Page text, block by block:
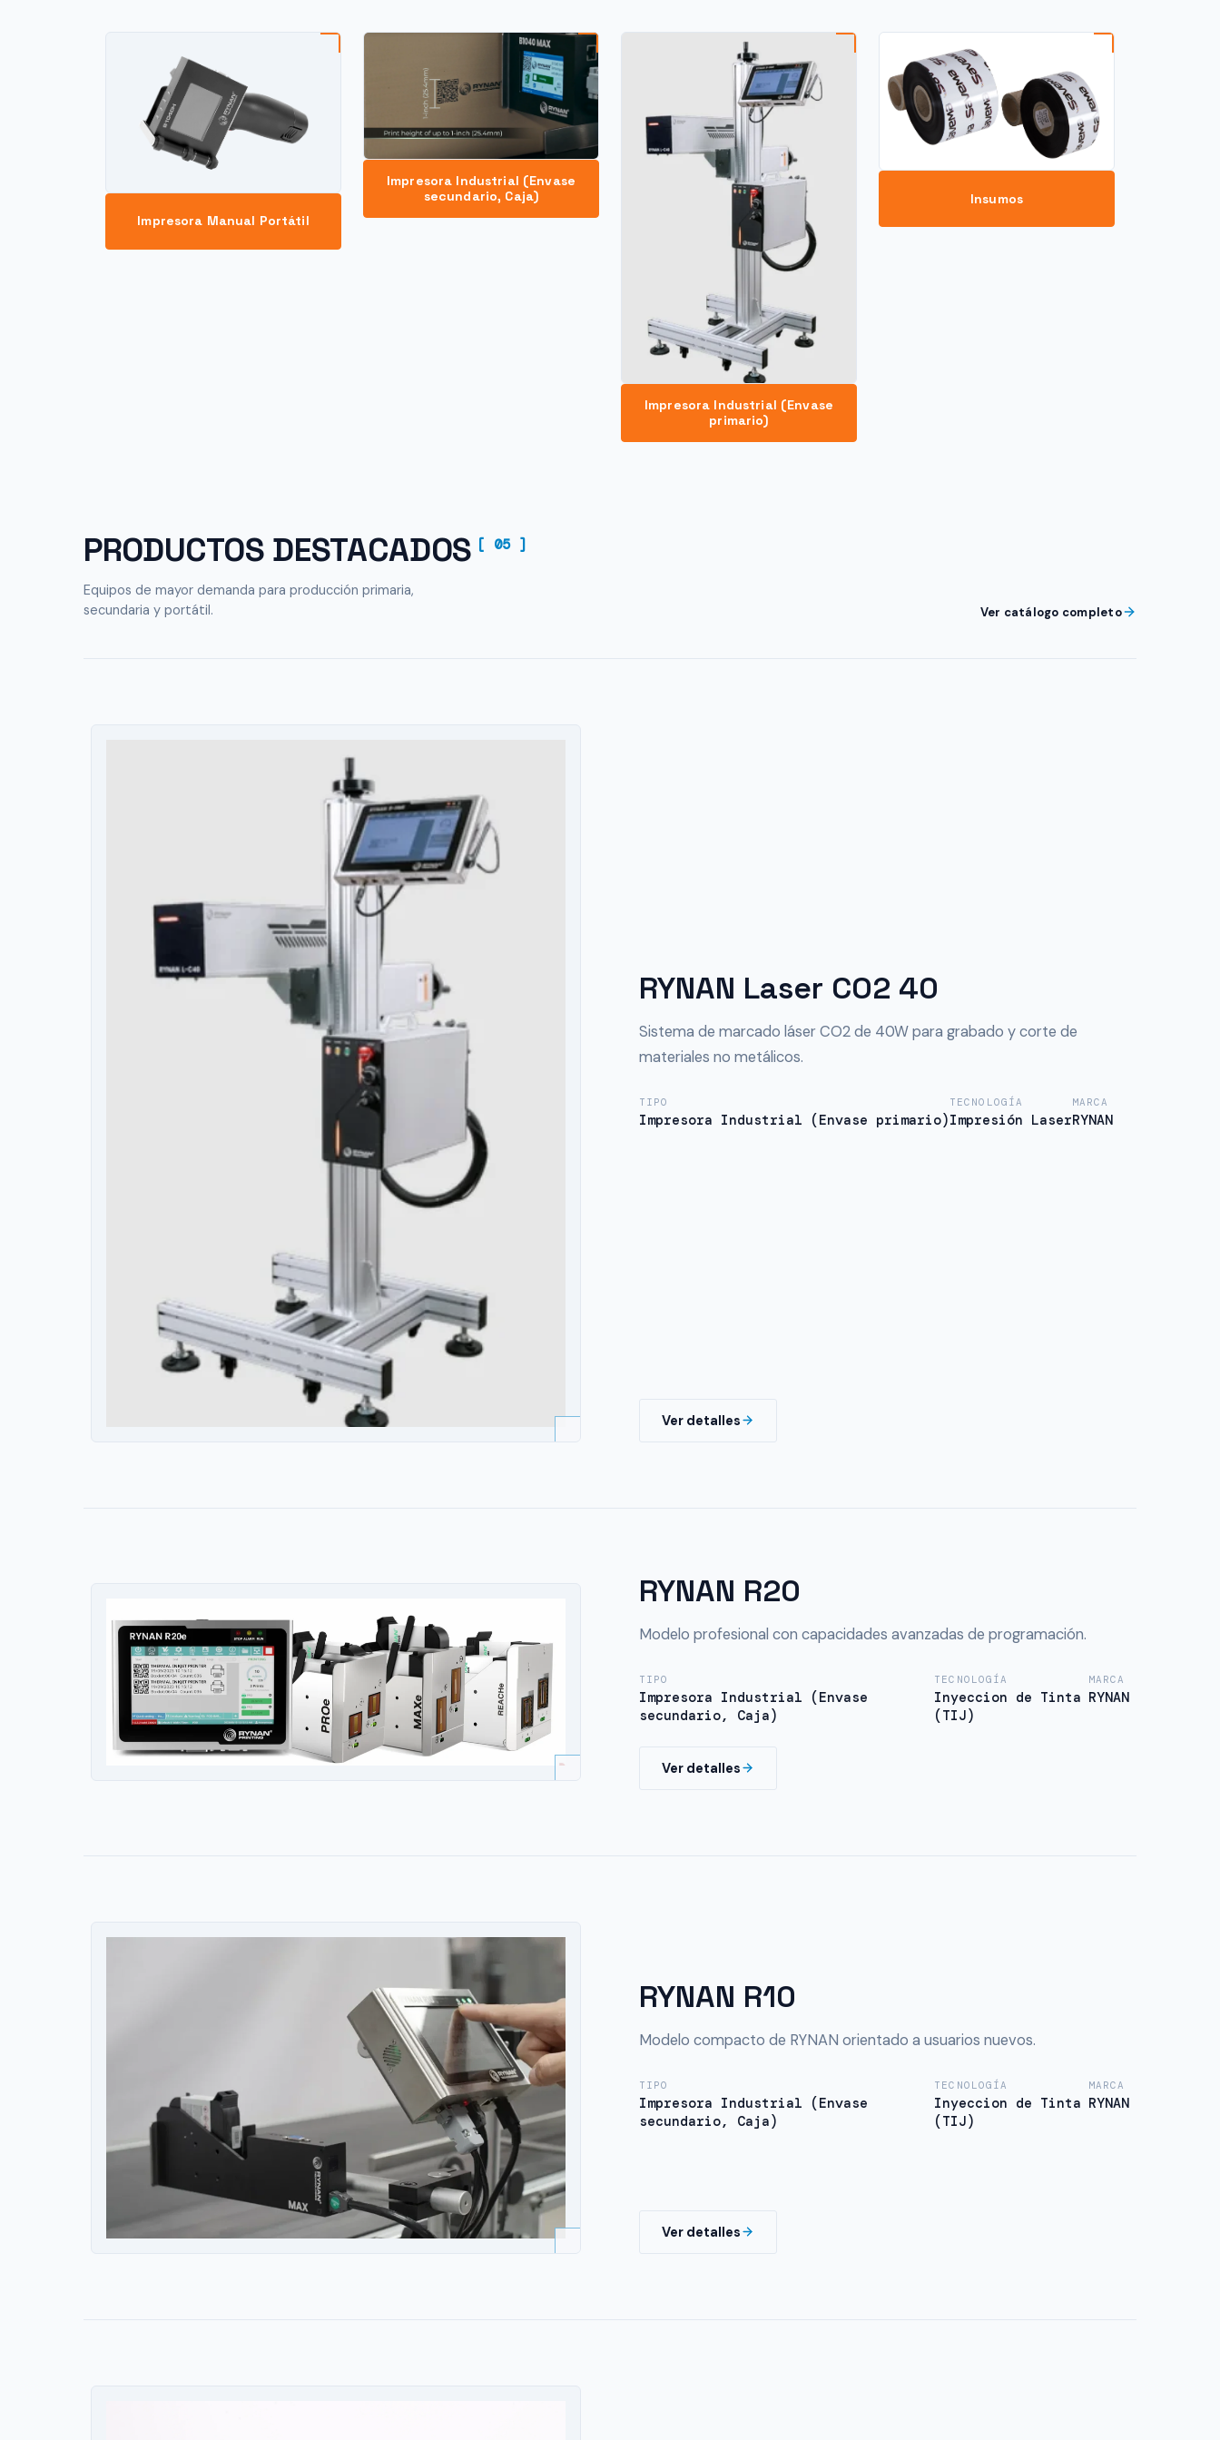
Impresora Manual Portátil
Impresora Industrial (Envase
secundario, Caja)
Impresora Industrial (Envase
primario)
Insumos
PRODUCTOS DESTACADOS [ 05 ]
Equipos de mayor demanda para producción primaria,
secundaria y portátil.
Ver catálogo completo
RYNAN Laser CO2 40
Sistema de marcado láser CO2 de 40W para grabado y corte de
materiales no metálicos.
TIPO
Impresora Industrial (Envase primario)
TECNOLOGÍA
Impresión Laser
MARCA
RYNAN
Ver detalles
RYNAN R20
Modelo profesional con capacidades avanzadas de programación.
TIPO
Impresora Industrial (Envase
secundario, Caja)
TECNOLOGÍA
Inyeccion de Tinta
(TIJ)
MARCA
RYNAN
Ver detalles
RYNAN R10
Modelo compacto de RYNAN orientado a usuarios nuevos.
TIPO
Impresora Industrial (Envase
secundario, Caja)
TECNOLOGÍA
Inyeccion de Tinta
(TIJ)
MARCA
RYNAN
Ver detalles